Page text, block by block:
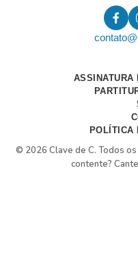
ASSINATURA
POLÍTICA
© 2026 Clave de C. Todos
contente?